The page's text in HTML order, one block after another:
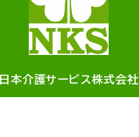
日本介護サービス株式会社